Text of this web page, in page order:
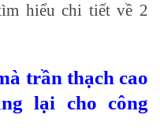
hiểu chi tiết về 2
trần thạch cao
lại cho công